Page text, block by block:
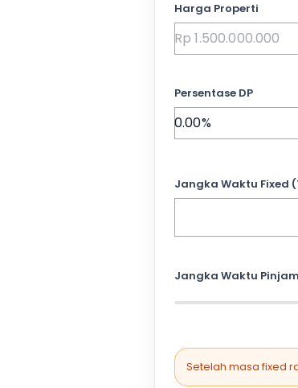
Harga Properti
Persentase DP
Jangka Waktu Fixed
Jangka Waktu
Setelah masa fixed